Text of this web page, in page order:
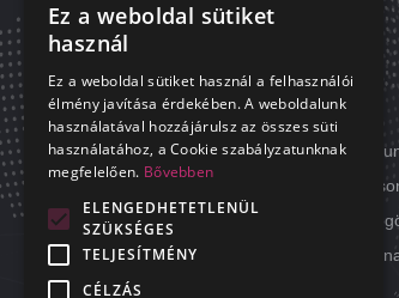
A mindennapok kihívásait megoldjuk
helyetted! Mi minden nap úgy
hogy a Te álmod nyugodt
Minden nap úgy hagyjuk magunk
feladatokat, hogy másnap ne
fejtörést.
Ez a weboldal sütiket
használ
Ez a weboldal sütiket használ a felhasználói
élmény javítása érdekében. A weboldalunk
használatával hozzájárulsz az összes süti
használatához, a Cookie szabályzatunknak
megfelelően. Bővebben
ELENGEDHETETLENÜL
SZÜKSÉGES
TELJESÍTMÉNY
CÉLZÁS